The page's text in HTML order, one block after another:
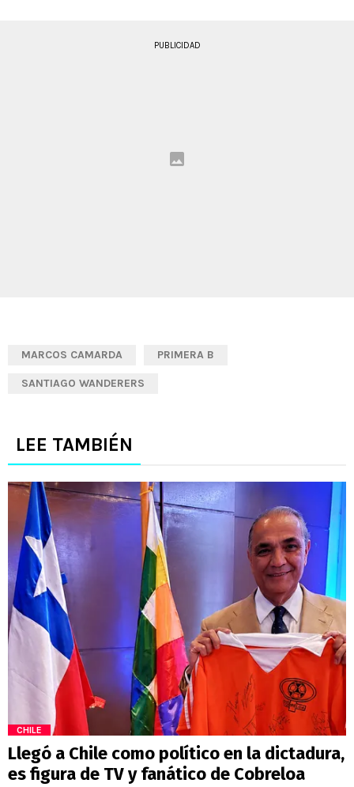
PUBLICIDAD
MARCOS CAMARDA PRIMERA B
SANTIAGO WANDERERS
LEE TAMBIÉN
CHILE
Llegó a Chile como político en la dictadura,
es figura de TV y fanático de Cobreloa